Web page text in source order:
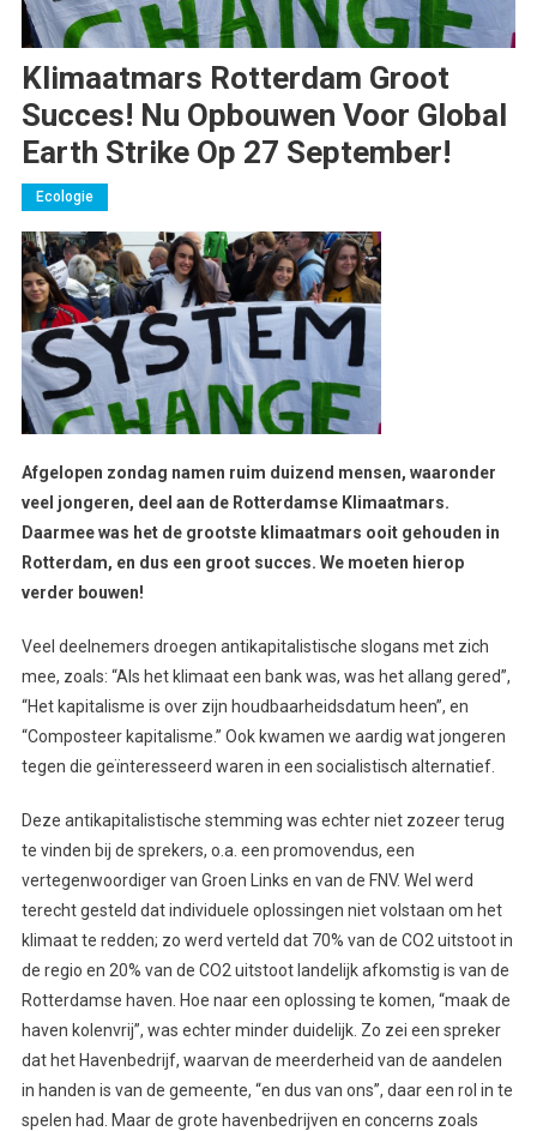
Klimaatmars Rotterdam Groot
Succes! Nu Opbouwen Voor Global
Earth Strike Op 27 September!
Ecologie
Afgelopen zondag namen ruim duizend mensen, waaronder
veel jongeren, deel aan de Rotterdamse Klimaatmars.
Daarmee was het de grootste klimaatmars ooit gehouden in
Rotterdam, en dus een groot succes. We moeten hierop
verder bouwen!
Veel deelnemers droegen antikapitalistische slogans met zich
mee, zoals: “Als het klimaat een bank was, was het allang gered”,
“Het kapitalisme is over zijn houdbaarheidsdatum heen”, en
“Composteer kapitalisme.” Ook kwamen we aardig wat jongeren
tegen die geïnteresseerd waren in een socialistisch alternatief.
Deze antikapitalistische stemming was echter niet zozeer terug
te vinden bij de sprekers, o.a. een promovendus, een
vertegenwoordiger van Groen Links en van de FNV. Wel werd
terecht gesteld dat individuele oplossingen niet volstaan om het
klimaat te redden; zo werd verteld dat 70% van de CO2 uitstoot in
de regio en 20% van de CO2 uitstoot landelijk afkomstig is van de
Rotterdamse haven. Hoe naar een oplossing te komen, “maak de
haven kolenvrij”, was echter minder duidelijk. Zo zei een spreker
dat het Havenbedrijf, waarvan de meerderheid van de aandelen
in handen is van de gemeente, “en dus van ons”, daar een rol in te
spelen had. Maar de grote havenbedrijven en concerns zoals